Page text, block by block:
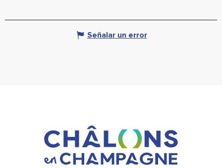
Señalar un error